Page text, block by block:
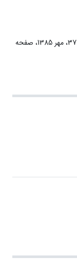
دوره 25، شماره 2 - شماره پیاپی 37، مهر 1385، صفحه